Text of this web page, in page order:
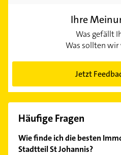
Ihre
Was gefällt
Was sollten wir
Jetzt
Häufige Fragen
Wie finde ich die besten
Stadtteil St Johannis?